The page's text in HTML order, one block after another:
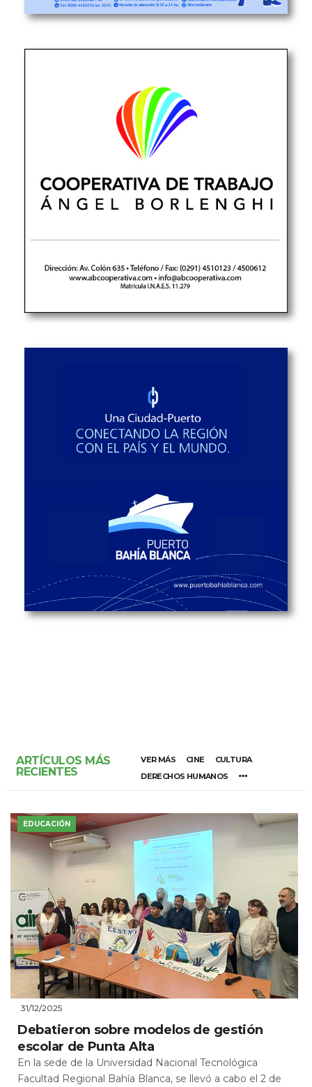
ARTÍCULOS MÁS
RECIENTES
VER MÁS CINE
CULTURA
DERECHOS HUMANOS
EDUCACIÓN
31/12/2025
Debatieron sobre modelos de gestión
escolar de Punta Alta
En la sede de la Universidad Nacional Tecnológica
Facultad Regional Bahía Blanca, se llevó a cabo el 2 de